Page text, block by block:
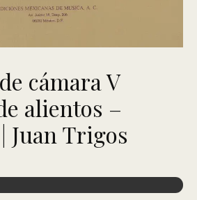
cámara V
alientos –
Juan Trigos